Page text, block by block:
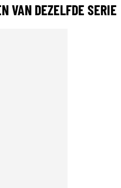
VAN DEZELFDE SERIE